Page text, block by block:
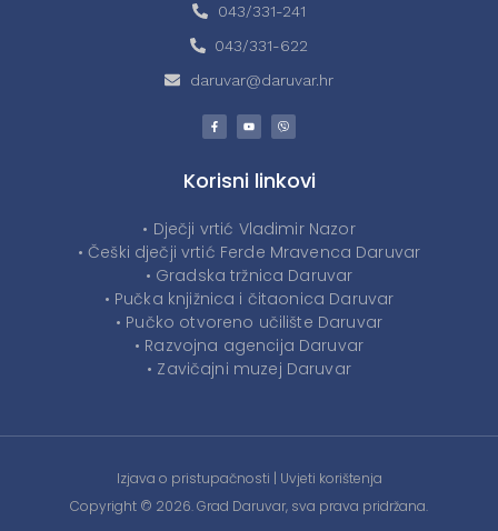
043/331-241
043/331-622
daruvar@daruvar.hr
Korisni linkovi
• Dječji vrtić Vladimir Nazor
• Češki dječji vrtić Ferde Mravenca Daruvar
• Gradska tržnica Daruvar
• Pučka knjižnica i čitaonica Daruvar
• Pučko otvoreno učilište Daruvar
• Razvojna agencija Daruvar
• Zavičajni muzej Daruvar
Izjava o pristupačnosti | Uvjeti korištenja
Copyright © 2026. Grad Daruvar, sva prava pridržana.